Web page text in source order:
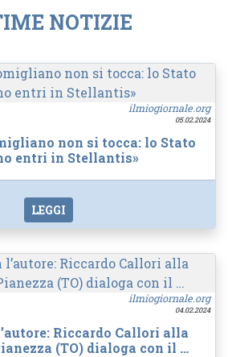
NOTIZIE
ilmiogiornale.org
05.02.2024
non si tocca: lo Stato
entri in Stellantis»
LEGGI
ilmiogiornale.org
04.02.2024
Riccardo Callori alla
(TO) dialoga con il …